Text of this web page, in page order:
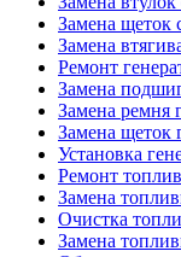
Замена щеток
Замена
Ремонт
Замена
Замена ремня
Замена щеток
Установка
Ремонт
Замена
Очистка
Замена